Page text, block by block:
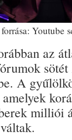
Youtube
az
A
milliói